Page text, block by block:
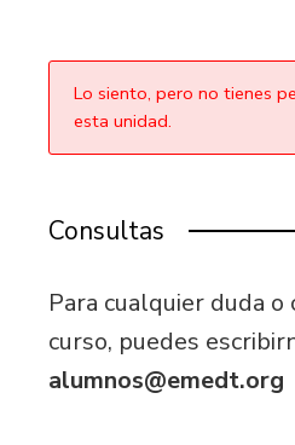
Lo siento, pero no tienes
esta unidad.
Consultas
Para cualquier duda
curso, puedes
alumnos@emedt.org